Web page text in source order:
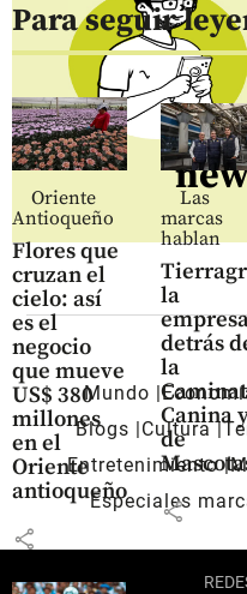
Para seguir
Oriente
Antioqueño
Flores que
cruzan el
cielo: así
es el
negocio
que mueve
US$ 380
millones
en el
Oriente
antioqueño
share
Las
marcas
hablan
la
detrás
la
Canina
de
share
Mundo
Blogs
Cultura
Entretenimiento
Especiales